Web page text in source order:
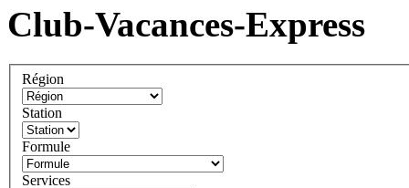
Club-Vacances-Express
Région
Station
Formule
Services